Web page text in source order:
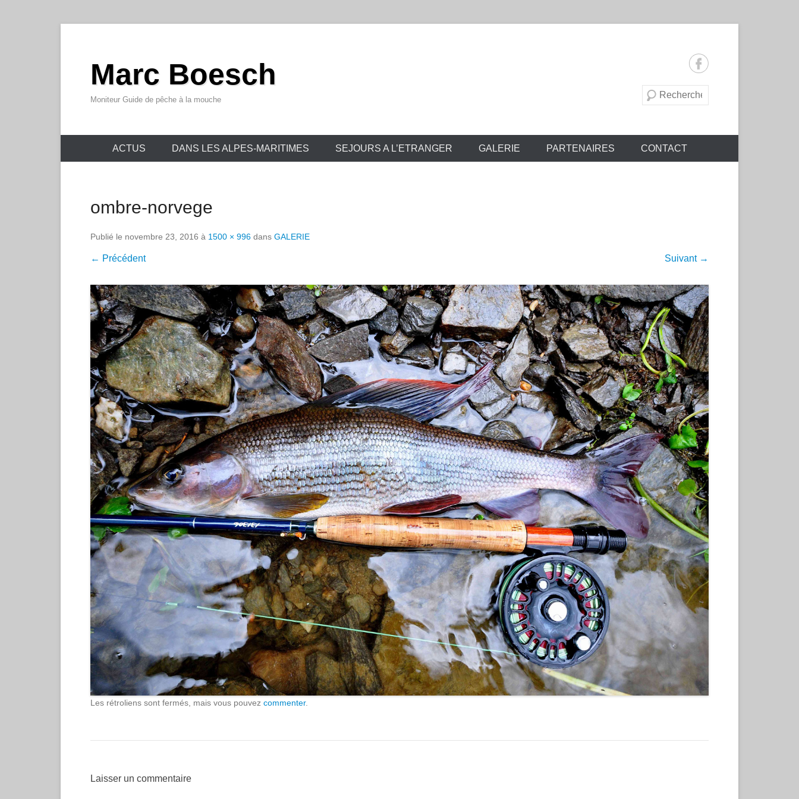
Marc Boesch
Moniteur Guide de pêche à la mouche
Recherche
Menu principal
Aller au contenu
ACTUS DANS LES ALPES-MARITIMES SEJOURS A L’ETRANGER GALERIE PARTENAIRES CONTACT
ombre-norvege
Publié le novembre 23, 2016 à 1500 × 996 dans GALERIE
← Précédent Suivant →
Les rétroliens sont fermés, mais vous pouvez commenter.
Laisser un commentaire